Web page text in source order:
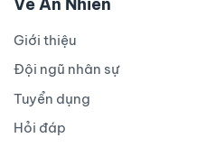
Giới thiệu
Đội ngũ nhân sự
Tuyển dụng
Hỏi đáp